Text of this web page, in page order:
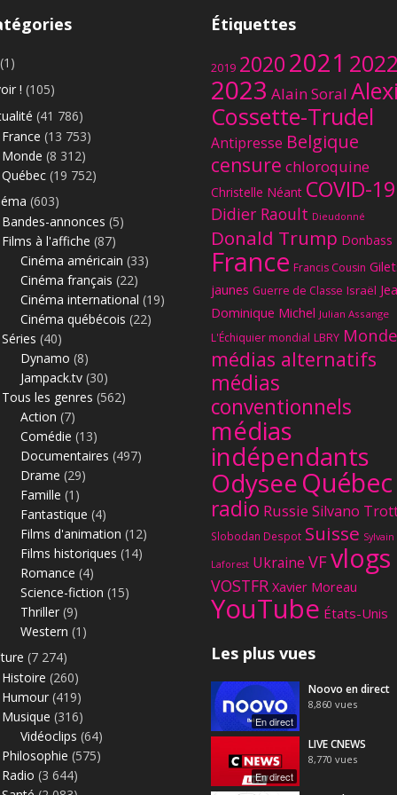
s
o
n
s
e
l
'
n
t
r
r
i
m
d
i
c
a
l
.
S
o
r
e
r
(1)
! (105)
(41 786)
France (13 753)
Monde (8 312)
Québec (19 752)
(603)
Bandes-annonces (5)
Films à l'affiche (87)
Cinéma américain (33)
Cinéma français (22)
Cinéma international (19)
Cinéma québécois (22)
Séries (40)
Dynamo (8)
Jampack.tv (30)
Tous les genres (562)
Action (7)
Comédie (13)
Documentaires (497)
Drame (29)
Famille (1)
Fantastique (4)
Films d'animation (12)
Films historiques (14)
Romance (4)
Science-fiction (15)
Thriller (9)
Western (1)
(7 274)
Histoire (260)
Humour (419)
Musique (316)
Vidéoclips (64)
Philosophie (575)
Radio (3 644)
Étiquettes
2019 20202021 2022
2023 Alain Soral
Cossette-Trudel
Antipresse Belgique
censure chloroquine
Christelle Néant COVID-19
Didier Raoult Dieudonné
Donald Trump Donbass
France Francis Cousin
jaunes Guerre de Classe Israël
Dominique Michel Julian Assange
L'Échiquier mondial LBRY Monde
médias alternatifs
médias
conventionnels
médias
indépendants
OdyseeQuébec
radio Russie Silvano
Slobodan Despot Suisse Sylvain
Laforest Ukraine VFvlogs
VOSTFR Xavier Moreau
YouTube États-Unis
Les plus vues
En direct
Noovo en direct
8,860 vues
En direct
LIVE CNEWS
8,770 vues